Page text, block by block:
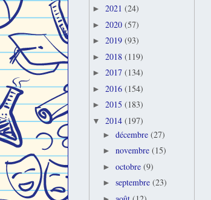
► 2021 (24)
► 2020 (57)
► 2019 (93)
► 2018 (119)
► 2017 (134)
► 2016 (154)
► 2015 (183)
▼ 2014 (197)
► décembre (27)
► novembre (15)
► octobre (9)
► septembre (23)